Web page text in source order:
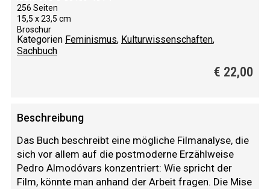
256 Seiten
15,5 x 23,5 cm
Broschur
Kategorien Feminismus, Kulturwissenschaften,
Sachbuch
€ 22,00
Beschreibung
Das Buch beschreibt eine mögliche Filmanalyse, die
sich vor allem auf die postmoderne Erzählweise
Pedro Almodóvars konzentriert: Wie spricht der
Film, könnte man anhand der Arbeit fragen. Die Mise